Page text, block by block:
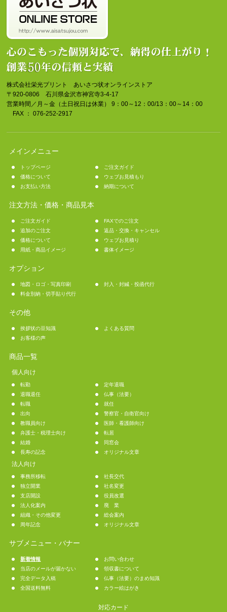
株式会社栄光プリント あいさつ状オンラインストア
〒920-0806 石川県金沢市神宮寺3-4-17
営業時間／月～金（土日祝日は休業） 9：00～12：00/13：00～14：00
FAX ： 076-252-2917
メインメニュー
トップページ
ご注文ガイド
価格について
ウェブお見積もり
お支払い方法
納期について
注文方法・価格・商品見本
ご注文ガイド
FAXでのご注文
追加のご注文
返品・交換・キャンセル
価格について
ウェブお見積り
用紙・商品イメージ
書体イメージ
オプション
地図・ロゴ・写真印刷
封入・封緘・投函代行
料金別納・切手貼り代行
その他
挨拶状の豆知識
よくある質問
お客様の声
商品一覧
個人向け
転勤
定年退職
退職退任
仏事（法要）
転職
就任
出向
警察官・自衛官向け
教職員向け
医師・看護師向け
弁護士・税理士向け
転居
結婚
同窓会
長寿の記念
オリジナル文章
法人向け
事務所移転
社長交代
独立開業
社名変更
支店開設
役員改選
法人化案内
廃 業
組織・その他変更
総会案内
周年記念
オリジナル文章
サブメニュー・バナー
新着情報
お問い合わせ
当店のメールが届かない
領収書について
完全データ入稿
仏事（法要）のまめ知識
全国送料無料
カラー絵はがき
対応カード